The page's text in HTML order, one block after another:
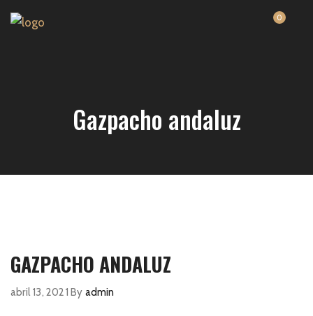
0
Gazpacho andaluz
GAZPACHO ANDALUZ
abril 13, 2021 By admin